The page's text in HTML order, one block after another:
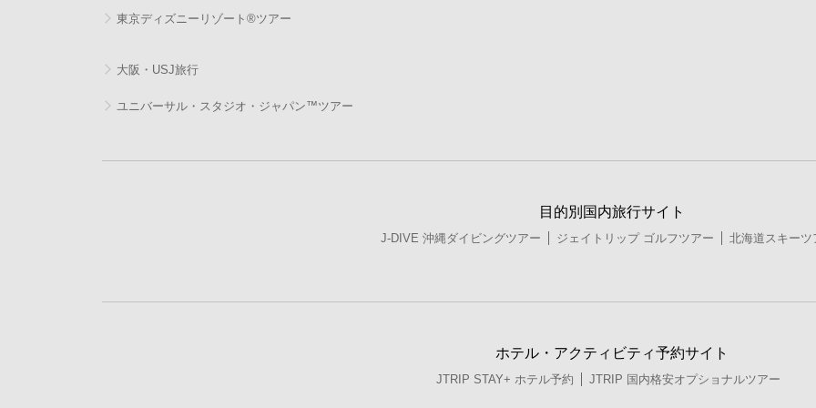
東京ディズニーリゾート®ツアー
大阪・USJ旅行
ユニバーサル・スタジオ・ジャパン™ツアー
目的別国内旅行サイト
J-DIVE 沖縄ダイビングツアー ジェイトリップ ゴルフツアー 北海道スキーツ
ホテル・アクティビティ予約サイト
JTRIP STAY+ ホテル予約 JTRIP 国内格安オプショナルツアー